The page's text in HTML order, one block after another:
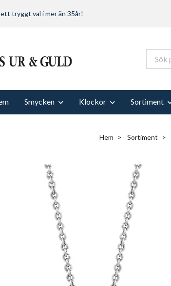
tryggt val i mer än 35år!
Smycken Klockor Sortiment
Hem Sortiment